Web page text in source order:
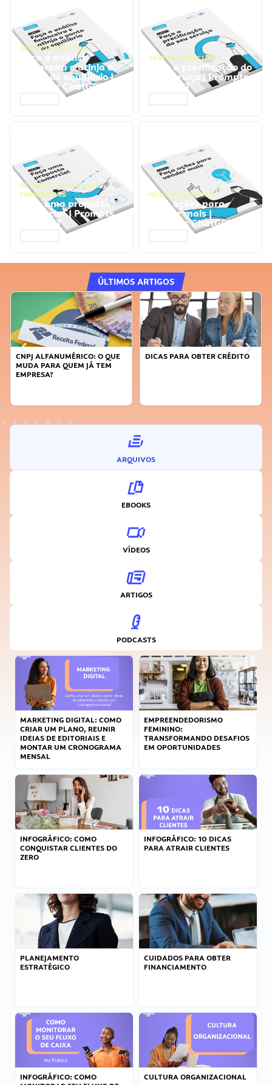
GESTÃO FINANCEIRA
Faça a análise
financeira e atinja o
ponto de equilíbrio |
Prompts ChatGPT
GESTÃO FINANCEIRA
Faça a precificação do
seu serviço | Prompts
ChatGPT
NEGÓCIOS, PROCESSOS
EMPRESARIAIS
Faça uma proposta
comercial | Prompts
ChatGPT
NEGÓCIOS, VENDAS
Faça ações para
vender mais |
Prompts ChatGPT
ÚLTIMOS ARTIGOS
CNPJ ALFANUMÉRICO: O QUE
MUDA PARA QUEM JÁ TEM
EMPRESA?
DICAS PARA OBTER CRÉDITO
ARQUIVOS
EBOOKS
VÍDEOS
ARTIGOS
PODCASTS
MARKETING DIGITAL: COMO
CRIAR UM PLANO, REUNIR
IDEIAS DE EDITORIAIS E
MONTAR UM CRONOGRAMA
MENSAL
EMPREENDEDORISMO
FEMININO:
TRANSFORMANDO DESAFIOS
EM OPORTUNIDADES
INFOGRÁFICO: COMO
CONQUISTAR CLIENTES DO
ZERO
INFOGRÁFICO: 10 DICAS
PARA ATRAIR CLIENTES
PLANEJAMENTO
ESTRATÉGICO
CUIDADOS PARA OBTER
FINANCIAMENTO
INFOGRÁFICO: COMO
CULTURA ORGANIZACIONAL